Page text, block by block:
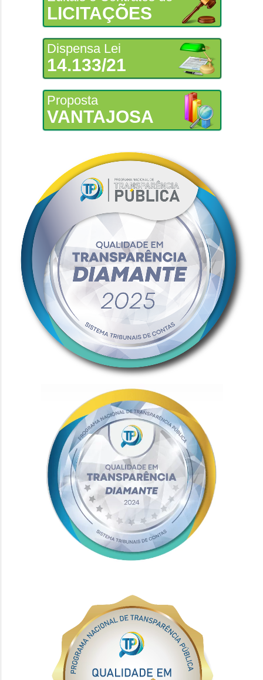
LICITAÇÕES
Dispensa Lei
14.133/21
Proposta
VANTAJOSA